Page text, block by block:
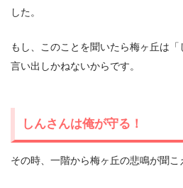
した。
もし、このことを聞いたら梅ヶ丘は
言い出しかねないからです。
しんさんは俺が守る！
その時、一階から梅ヶ丘の悲鳴が聞こ